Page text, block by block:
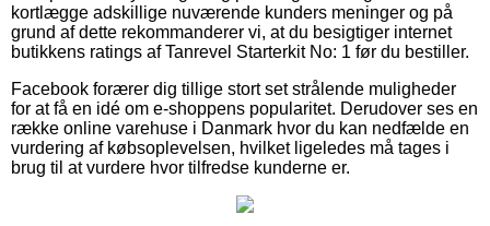
kortlægge adskillige nuværende kunders meninger og på
grund af dette rekommanderer vi, at du besigtiger internet
butikkens ratings af Tanrevel Starterkit No: 1 før du bestiller.
Facebook forærer dig tillige stort set strålende muligheder
for at få en idé om e-shoppens popularitet. Derudover ses en
række online varehuse i Danmark hvor du kan nedfælde en
vurdering af købsoplevelsen, hvilket ligeledes må tages i
brug til at vurdere hvor tilfredse kunderne er.